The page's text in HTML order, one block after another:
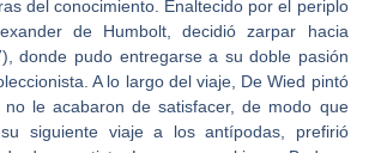
del conocimiento. Enaltecido por el periplo
de Humbolt, decidió zarpar hacia
donde pudo entregarse a su doble pasión
A lo largo del viaje, De Wied pintó
no le acabaron de satisfacer, de modo que
siguiente viaje a los antípodas, prefirió